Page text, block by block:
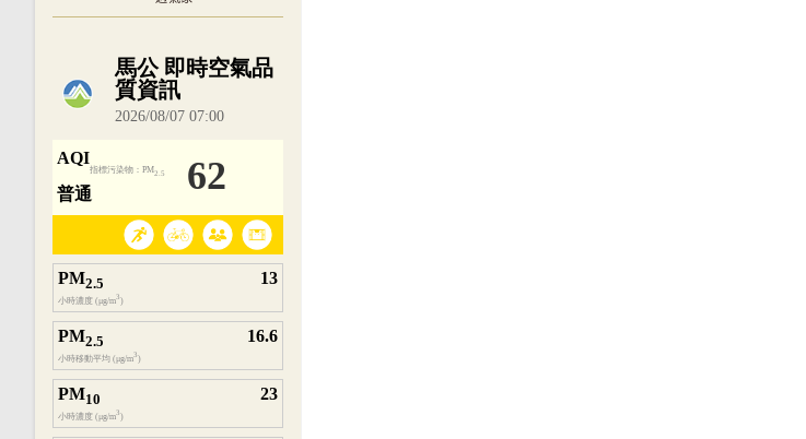
內嵌空氣品質小工具為視覺預覽，完整即時空氣品質資料請開啟